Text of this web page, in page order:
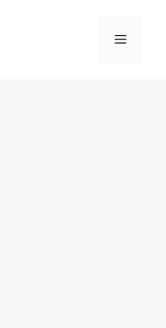
Menu